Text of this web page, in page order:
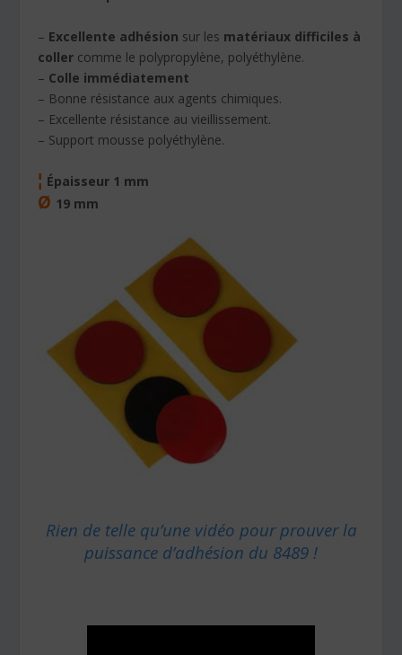
– Excellente adhésion sur les matériaux difficiles à
coller comme le polypropylène, polyéthylène.
– Colle immédiatement
– Bonne résistance aux agents chimiques.
– Excellente résistance au vieillissement.
– Support mousse polyéthylène.
¦ Épaisseur 1 mm
Ø 19 mm
Rien de telle qu’une vidéo pour prouver la
puissance d’adhésion du 8489 !